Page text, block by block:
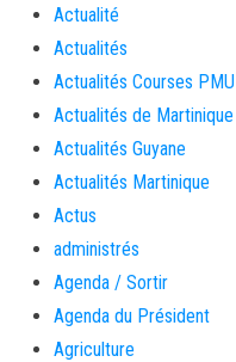
Actualité
Actualités
Actualités Courses PMU
Actualités de Martinique
Actualités Guyane
Actualités Martinique
Actus
administrés
Agenda / Sortir
Agenda du Président
Agriculture